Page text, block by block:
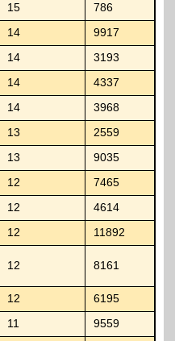
15 786
14 9917
14 3193
14 4337
14 3968
13 2559
13 9035
12 7465
12 4614
12 11892
12 8161
12 6195
11 9559